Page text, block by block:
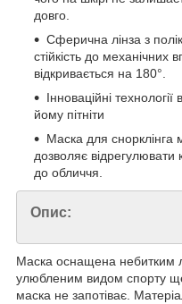
довго.
Сферична лінза з
стійкість до механічних
відкривається на 180°.
Інноваційні
йому пітніти
Маска для снорклінга
дозволяє
до обличчя.
Опис:
Маска оснащена небитким
улюбленим видом спорту
маска не запотіває.